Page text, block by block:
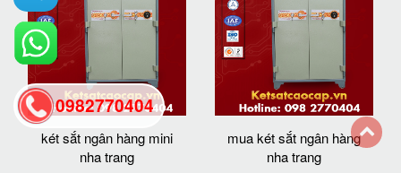
két sắt ngân hàng mini
nha trang
mua két sắt ngân hàng
nha trang
0982770404